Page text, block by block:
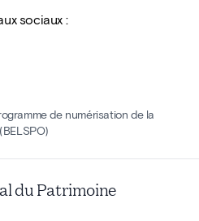
sociaux :
de numérisation de la
du Patrimoine